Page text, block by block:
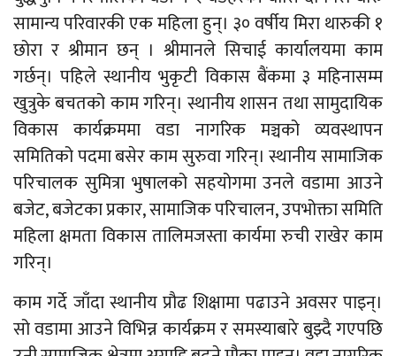
सामान्य परिवारकी एक महिला हुन्। ३० वर्षीय मिरा थारुकी १
छोरा र श्रीमान छन् । श्रीमानले सिचाई कार्यालयमा काम
गर्छन्। पहिले स्थानीय भुकृटी विकास बैंकमा ३ महिनासम्म
खुत्रुके बचतको काम गरिन्। स्थानीय शासन तथा सामुदायिक
विकास कार्यक्रममा वडा नागरिक मञ्चको व्यवस्थापन
समितिको पदमा बसेर काम सुरुवा गरिन्। स्थानीय सामाजिक
परिचालक सुमित्रा भुषालको सहयोगमा उनले वडामा आउने
बजेट, बजेटका प्रकार, सामाजिक परिचालन, उपभोक्ता समिति
महिला क्षमता विकास तालिमजस्ता कार्यमा रुची राखेर काम
गरिन्।
काम गर्दे जाँदा स्थानीय प्रौढ शिक्षामा पढाउने अवसर पाइन्।
सो वडामा आउने विभिन्न कार्यक्रम र समस्याबारे बुझ्दै गएपछि